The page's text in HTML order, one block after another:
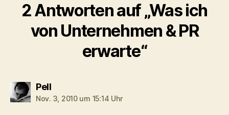
2 Antworten auf „Was ich
von Unternehmen & PR
erwarte“
Pellsagt:
Nov. 3, 2010 um 15:14 Uhr